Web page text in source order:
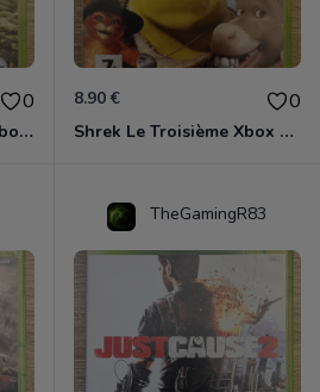
0
Sniper Ghost Warrior Xbox 360
8.90 € 0
Shrek Le Troisième Xbox 360
TheGamingR83